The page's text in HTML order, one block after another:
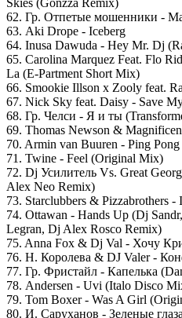
Skies (Gonzza Remix)
62. Гр. Отпетые мошенники -
63. Aki Drope - Iceberg
64. Inusa Dawuda - Hey Mr. Dj
65. Carolina Marquez Feat. Flo
La (E-Partment Short Mix)
66. Smookie Illson x Zooly feat.
67. Nick Sky feat. Daisy - Save
68. Гр. Челси - Я и ты
69. Thomas Newson &
70. Armin van Buuren - Ping
71. Twine - Feel (Original Mix)
72. Dj Усилитель Vs. Great
Alex Neo Remix)
73. Starclubbers & Pizzabrothers
74. Ottawan - Hands Up (Dj
Legran, Dj Alex Rosco Remix)
75. Anna Fox & Dj Val - Хочу
76. Н. Королева & DJ Valer -
77. Гр. Фристайл - Капелька
78. Andersen - Uvi (Italo Disco
79. Tom Boxer - Was A Girl
80. И. Саруханов - Зеленые